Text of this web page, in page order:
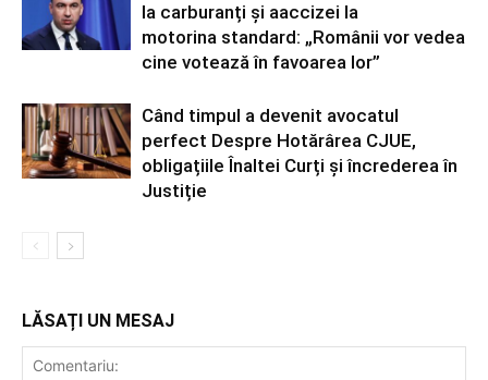
la carburanți și aaccizei la
motorina standard: „Românii vor vedea
cine votează în favoarea lor”
Când timpul a devenit avocatul
perfect Despre Hotărârea CJUE,
obligațiile Înaltei Curți și încrederea în
Justiție
LĂSAȚI UN MESAJ